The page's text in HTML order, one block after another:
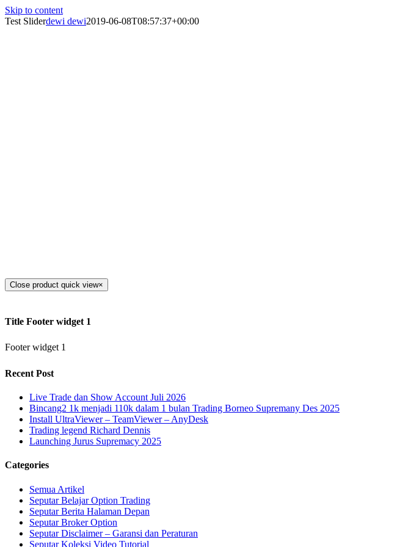
Skip to content
Test Sliderdewi dewi2019-06-08T08:57:37+00:00
Close product quick view×
Title Footer widget 1
Footer widget 1
Recent Post
Live Trade dan Show Account Juli 2026
Bincang2 1k menjadi 110k dalam 1 bulan Trading Borneo Supremany Des 2025
Install UltraViewer – TeamViewer – AnyDesk
Trading legend Richard Dennis
Launching Jurus Supremacy 2025
Categories
Semua Artikel
Seputar Belajar Option Trading
Seputar Berita Halaman Depan
Seputar Broker Option
Seputar Disclaimer – Garansi dan Peraturan
Seputar Koleksi Video Tutorial